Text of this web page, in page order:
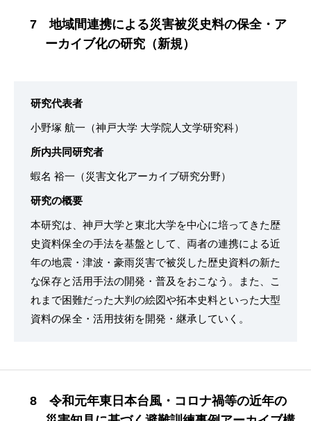
7 地域間連携による災害被災史料の保全・ア
ーカイブ化の研究（新規）
研究代表者
小野塚 航一（神戸大学 大学院人文学研究科）
所内共同研究者
蝦名 裕一（災害文化アーカイブ研究分野）
研究の概要
本研究は、神戸大学と東北大学を中心に培ってきた歴
史資料保全の手法を基盤として、両者の連携による近
年の地震・津波・豪雨災害で被災した歴史資料の新た
な保存と活用手法の開発・普及をおこなう。また、こ
れまで困難だった大判の絵図や拓本史料といった大型
資料の保全・活用技術を開発・継承していく。
8 令和元年東日本台風・コロナ禍等の近年の